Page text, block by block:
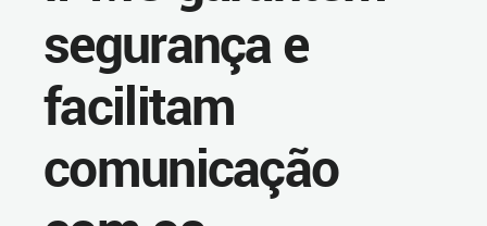
segurança e
facilitam
comunicação